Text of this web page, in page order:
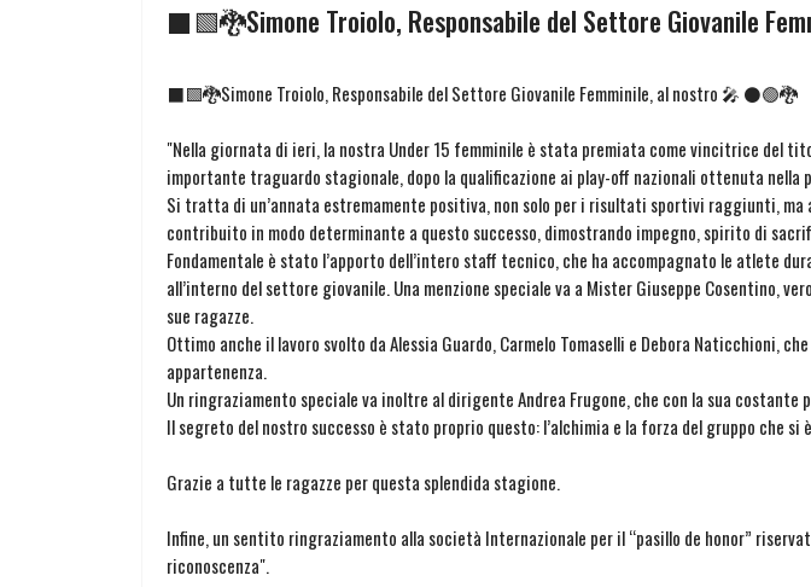
⬛🟩🐉Simone Troiolo, Responsabile del Settore Giovanile
⬛🟩🐉Simone Troiolo, Responsabile del Settore Giovanile Femminile, al nostro 🎤 ⚫🟢🐉
"Nella giornata di ieri, la nostra Under 15 femminile è stata premiata come vincitrice del
importante traguardo stagionale, dopo la qualificazione ai play-off nazionali ottenuta nella
Si tratta di un’annata estremamente positiva, non solo per i risultati sportivi raggiunti,
contribuito in modo determinante a questo successo, dimostrando impegno, spirito di
Fondamentale è stato l’apporto dell’intero staff tecnico, che ha accompagnato le atlete
all’interno del settore giovanile. Una menzione speciale va a Mister Giuseppe Cosentino,
sue ragazze.
Ottimo anche il lavoro svolto da Alessia Guardo, Carmelo Tomaselli e Debora Naticchioni,
appartenenza.
Un ringraziamento speciale va inoltre al dirigente Andrea Frugone, che con la sua
Il segreto del nostro successo è stato proprio questo: l’alchimia e la forza del gruppo che si
Grazie a tutte le ragazze per questa splendida stagione.
Infine, un sentito ringraziamento alla società Internazionale per il “pasillo de honor”
riconoscenza".